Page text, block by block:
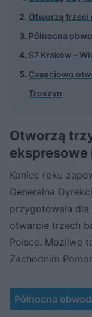
Otworzą trzeci
Północna
S7 Kraków –
Częściowo
Troszyn
Otworzą
Koniec roku
Generalna
przygotowała
otwarcie trzech
Polsce. Możliwe
Zachodnim
Północna